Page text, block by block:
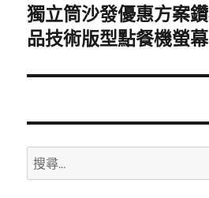
下
一
文
獨立筒沙發優惠方案
品技術版型點餐機螢幕
搜
尋